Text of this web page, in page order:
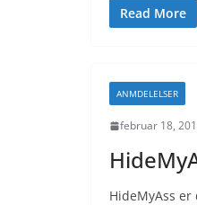
Read More
ANMDELELSER
februar 18,
HideMyAss